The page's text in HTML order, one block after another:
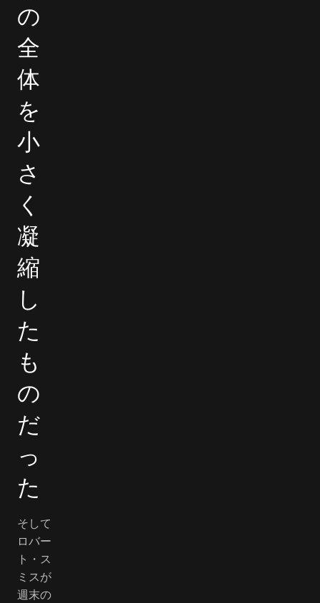
の
全
体
を
小
さ
く
凝
縮
し
た
も
の
だ
っ
た
そして
ロバー
ト・ス
ミスが
週末の